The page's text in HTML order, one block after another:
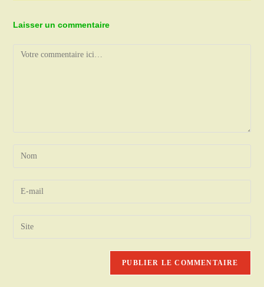
Laisser un commentaire
Comment
Enter
Enter
address
Saisir